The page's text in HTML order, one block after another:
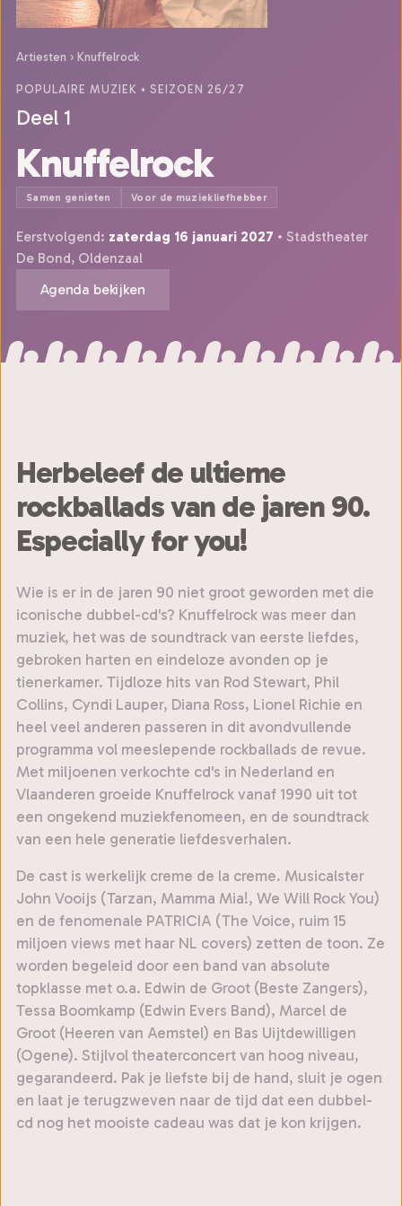
Artiesten › Knuffelrock
POPULAIRE MUZIEK • SEIZOEN 26/27
Deel 1
Knuffelrock
Samen genieten Voor de muziekliefhebber
Eerstvolgend: zaterdag 16 januari 2027 • Stadstheater
De Bond, Oldenzaal
Agenda bekijken
Herbeleef de ultieme
rockballads van de jaren 90.
Especially for you!
Wie is er in de jaren 90 niet groot geworden met die
iconische dubbel-cd's? Knuffelrock was meer dan
muziek, het was de soundtrack van eerste liefdes,
gebroken harten en eindeloze avonden op je
tienerkamer. Tijdloze hits van Rod Stewart, Phil
Collins, Cyndi Lauper, Diana Ross, Lionel Richie en
heel veel anderen passeren in dit avondvullende
programma vol meeslepende rockballads de revue.
Met miljoenen verkochte cd's in Nederland en
Vlaanderen groeide Knuffelrock vanaf 1990 uit tot
een ongekend muziekfenomeen, en de soundtrack
van een hele generatie liefdesverhalen.
De cast is werkelijk creme de la creme. Musicalster
John Vooijs (Tarzan, Mamma Mia!, We Will Rock You)
en de fenomenale PATRICIA (The Voice, ruim 15
miljoen views met haar NL covers) zetten de toon. Ze
worden begeleid door een band van absolute
topklasse met o.a. Edwin de Groot (Beste Zangers),
Tessa Boomkamp (Edwin Evers Band), Marcel de
Groot (Heeren van Aemstel) en Bas Uijtdewilligen
(Ogene). Stijlvol theaterconcert van hoog niveau,
gegarandeerd. Pak je liefste bij de hand, sluit je ogen
en laat je terugzweven naar de tijd dat een dubbel-
cd nog het mooiste cadeau was dat je kon krijgen.